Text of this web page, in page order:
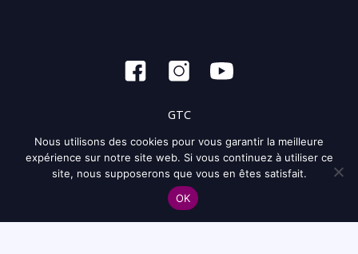
GTC
General condition of use
Privacy policy and policy of the cookie
Site map
Nous utilisons des cookies pour vous garantir la meilleure
expérience sur notre site web. Si vous continuez à utiliser ce
site, nous supposerons que vous en êtes satisfait.
OK